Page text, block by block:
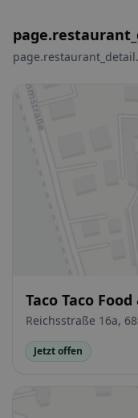
Taco Taco
Reichsstraße 16a,
Jetzt offen